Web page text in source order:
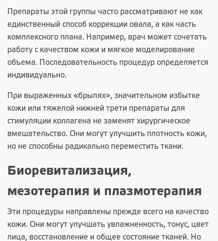
Препараты этой группы часто рассматривают не как
единственный способ коррекции овала, а как часть
комплексного плана. Например, врач может сочетать
работу с качеством кожи и мягкое моделирование
объема. Последовательность процедур определяется
индивидуально.
При выраженных «брылях», значительном избытке
кожи или тяжелой нижней трети препараты для
стимуляции коллагена не заменят хирургическое
вмешательство. Они могут улучшить плотность кожи,
но не способны радикально переместить ткани.
Биоревитализация,
мезотерапия и плазмотерапия
Эти процедуры направлены прежде всего на качество
кожи. Они могут улучшать увлажненность, тонус, цвет
лица, восстановление и общее состояние тканей. Но